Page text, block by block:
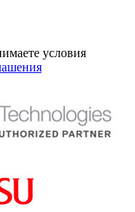
условия